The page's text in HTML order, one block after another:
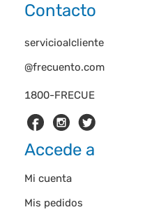
Contacto
1800-FRECUE
servicioalcliente
@frecuento.com
Accede a
Mi cuenta
Mis pedidos